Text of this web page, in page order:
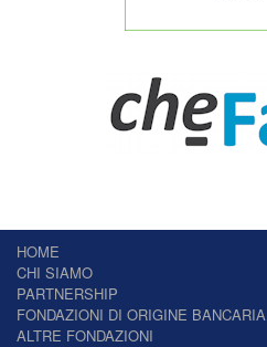
HOME
CHI SIAMO
PARTNERSHIP
FONDAZIONI DI ORIGINE BANCARIA
ALTRE FONDAZIONI